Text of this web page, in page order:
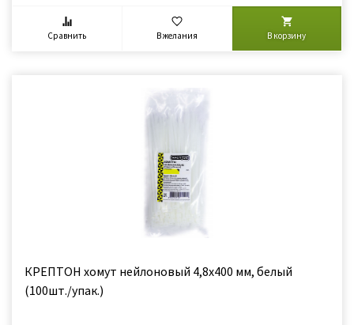
Сравнить В желания В корзину
КРЕПТОН хомут нейлоновый 4,8х400 мм, белый
(100шт./упак.)